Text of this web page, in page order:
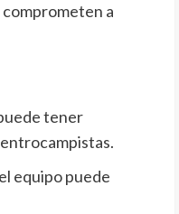
a
tener
equipo puede